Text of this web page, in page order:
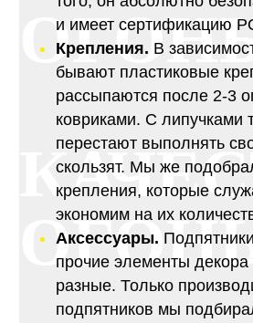
и имеет сертификацию
Крепления. В
бывают пластиковые
рассыпаются после 2-3
ковриками. С липучками
перестают выполнять
скользят. Мы же
крепления, которые
экономим на их
Аксессуары.
прочие элементы
разные. Только
подпятников мы